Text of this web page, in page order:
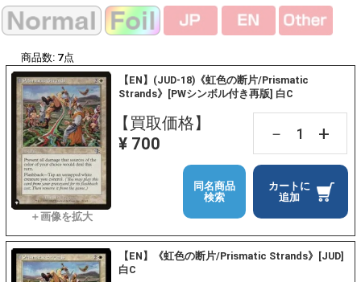
商品数: 7点
【EN】(JUD-18)《虹色の断片/Prismatic
Strands》[PWシンボル付き再版] 白C
【買取価格】
¥ 700
－ +
カートに
追加
同名商品
検索
【EN】《虹色の断片/Prismatic Strands》[JUD]
白C